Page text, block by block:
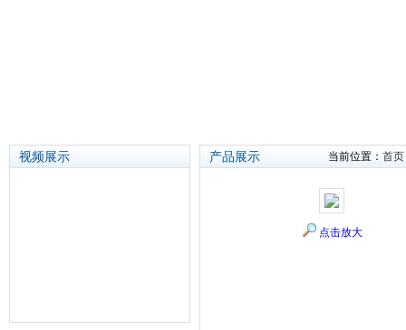
视频展示 产品展示 当前位置： 首页
点击放大